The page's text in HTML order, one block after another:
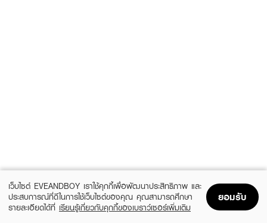
เว็บไซต์ EVEANDBOY เราใช้คุกกี้เพื่อพัฒนาประสิทธิภาพ และ
ประสบการณ์ที่ดีในการใช้เว็บไซต์ของคุณ คุณสามารถศึกษา
รายละเอียดได้ที่ เรียนรู้เกี่ยวกับคุกกี้ของเบราว์เซอร์เพิ่มเติม
ยอมรับ